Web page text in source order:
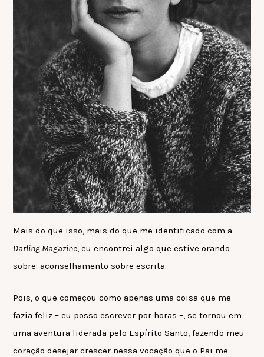
Mais do que isso, mais do que me identificado com a
Darling Magazine, eu encontrei algo que estive orando
sobre: aconselhamento sobre escrita.
Pois, o que começou como apenas uma coisa que me
fazia feliz–eu posso escrever por horas–, se tornou em
uma aventura liderada pelo Espírito Santo, fazendo meu
coração desejar crescer nessa vocação que o Pai me